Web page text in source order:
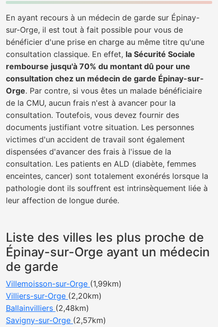
En ayant recours à un médecin de garde sur Épinay-
sur-Orge, il est tout à fait possible pour vous de
bénéficier d'une prise en charge au même titre qu'une
consultation classique. En effet, la Sécurité Sociale
rembourse jusqu'à 70% du montant dû pour une
consultation chez un médecin de garde Épinay-sur-
Orge. Par contre, si vous êtes un malade bénéficiaire
de la CMU, aucun frais n'est à avancer pour la
consultation. Toutefois, vous devez fournir des
documents justifiant votre situation. Les personnes
victimes d'un accident de travail sont également
dispensées d'avancer des frais à l'issue de la
consultation. Les patients en ALD (diabète, femmes
enceintes, cancer) sont totalement exonérés lorsque la
pathologie dont ils souffrent est intrinsèquement liée à
leur affection de longue durée.
Liste des villes les plus proche de
Épinay-sur-Orge ayant un médecin
de garde
Villemoisson-sur-Orge (1,99km)
Villiers-sur-Orge (2,20km)
Ballainvilliers (2,48km)
Savigny-sur-Orge (2,57km)